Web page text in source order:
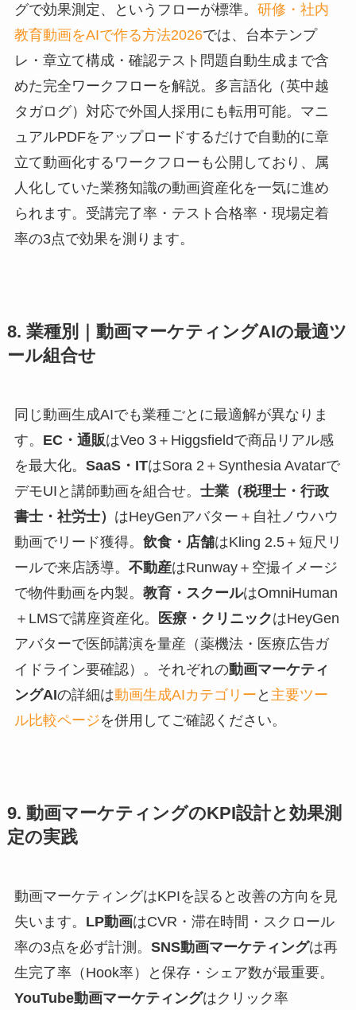
グで効果測定、というフローが標準。 研修・社内
教育動画をAIで作る方法2026では、台本テンプ
レ・章立て構成・確認テスト問題自動生成まで含
めた完全ワークフローを解説。多言語化（英中越
タガログ）対応で外国人採用にも転用可能。マニ
ュアルPDFをアップロードするだけで自動的に章
立て動画化するワークフローも公開しており、属
人化していた業務知識の動画資産化を一気に進め
られます。受講完了率・テスト合格率・現場定着
率の3点で効果を測ります。
8. 業種別｜動画マーケティングAIの最適ツ
ール組合せ
同じ動画生成AIでも業種ごとに最適解が異なりま
す。 EC・通販はVeo 3＋Higgsfieldで商品リアル感
を最大化。 SaaS・ITはSora 2＋Synthesia Avatarで
デモUIと講師動画を組合せ。 士業（税理士・行政
書士・社労士） はHeyGenアバター＋自社ノウハウ
動画でリード獲得。 飲食・店舗はKling 2.5＋短尺リ
ールで来店誘導。 不動産はRunway＋空撮イメージ
で物件動画を内製。 教育・スクールはOmniHuman
＋LMSで講座資産化。
医療・クリニックはHeyGen
アバターで医師講演を量産（薬機法・医療広告ガ
イドライン要確認）。それぞれの動画マーケティ
ングAIの詳細は動画生成AIカテゴリー と 主要ツー
ル比較ページを併用してご確認ください。
9. 動画マーケティングのKPI設計と効果測
定の実践
動画マーケティングはKPIを誤ると改善の方向を見
失います。 LP動画はCVR・滞在時間・スクロール
率の3点を必ず計測。 SNS動画マーケティングは再
生完了率（Hook率）と保存・シェア数が最重要。
YouTube動画マーケティングはクリック率